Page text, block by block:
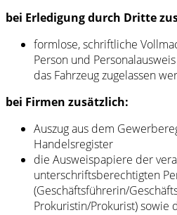
bei Erledigung durch Dritte
formlose, schriftliche
Person und
das Fahrzeug zugelassen
bei Firmen zusätzlich:
Auszug aus dem
Handelsregister
die Ausweispapiere der
unterschriftsberechtigten
(Geschäftsführerin/
Prokuristin/Prokurist) sowie